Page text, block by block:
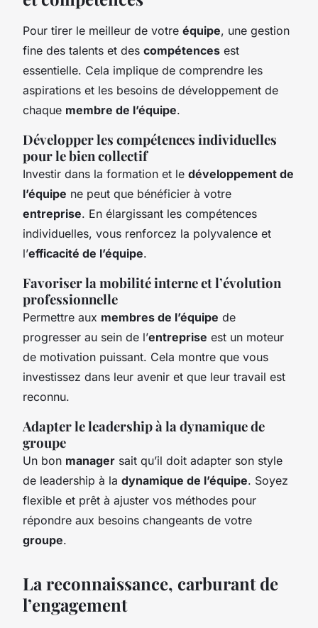
Pour tirer le meilleur de votre équipe, une gestion
fine des talents et des compétences est
essentielle. Cela implique de comprendre les
aspirations et les besoins de développement de
chaque membre de l’équipe.
Développer les compétences individuelles
pour le bien collectif
Investir dans la formation et le développement de
l’équipe ne peut que bénéficier à votre
entreprise. En élargissant les compétences
individuelles, vous renforcez la polyvalence et
l’efficacité de l’équipe.
Favoriser la mobilité interne et l’évolution
professionnelle
Permettre aux membres de l’équipe de
progresser au sein de l’entreprise est un moteur
de motivation puissant. Cela montre que vous
investissez dans leur avenir et que leur travail est
reconnu.
Adapter le leadership à la dynamique de
groupe
Un bon manager sait qu’il doit adapter son style
de leadership à la dynamique de l’équipe. Soyez
flexible et prêt à ajuster vos méthodes pour
répondre aux besoins changeants de votre
groupe.
La reconnaissance, carburant de
l’engagement